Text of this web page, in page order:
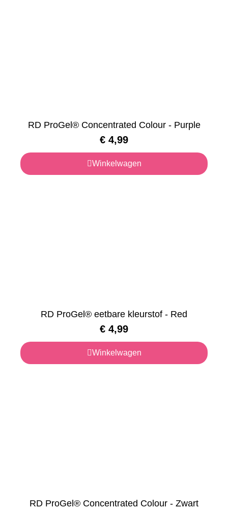
RD ProGel® Concentrated Colour - Purple
€ 4,99
Winkelwagen
RD ProGel® eetbare kleurstof - Red
€ 4,99
Winkelwagen
RD ProGel® Concentrated Colour - Zwart